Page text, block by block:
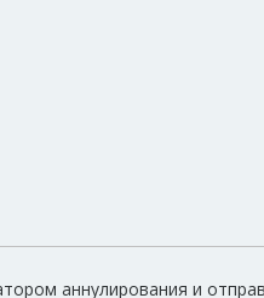
аннулирования и